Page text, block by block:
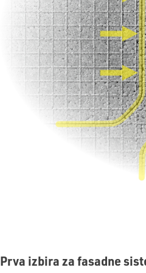
Prva izbira za fasadne